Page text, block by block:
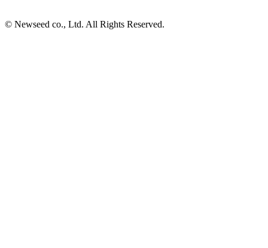
© Newseed co., Ltd. All Rights Reserved.